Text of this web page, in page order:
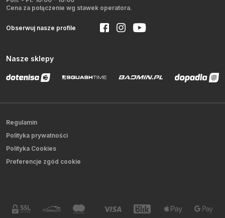
Cena za połączenie wg stawek operatora.
Obserwuj nasze profile
Nasze sklepy
Regulamin
Polityka prywatności
Polityka Cookies
Preferencje zgód cookie